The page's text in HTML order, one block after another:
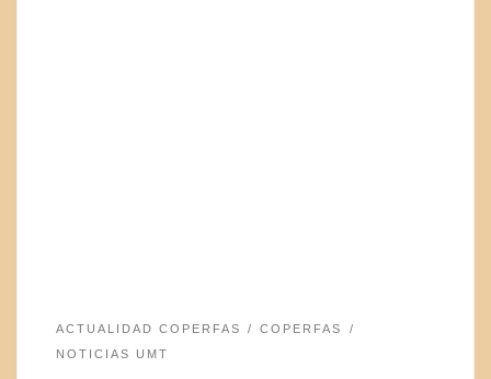
ACTUALIDAD COPERFAS
COPERFAS
NOTICIAS UMT